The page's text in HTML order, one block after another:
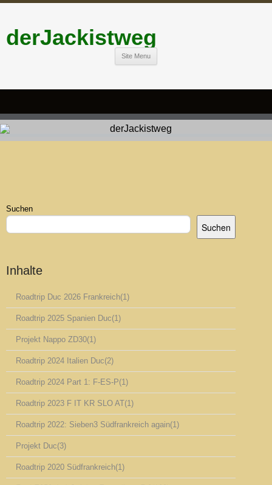
derJackistweg
Site Menu
Suchen
Suchen
Inhalte
Roadtrip Duc 2026 Frankreich(1)
Roadtrip 2025 Spanien Duc(1)
Projekt Nappo ZD30(1)
Roadtrip 2024 Italien Duc(2)
Roadtrip 2024 Part 1: F-ES-P(1)
Roadtrip 2023 F IT KR SLO AT(1)
Roadtrip 2022: Sieben3 Südfrankreich again(1)
Projekt Duc(3)
Roadtrip 2020 Südfrankreich(1)